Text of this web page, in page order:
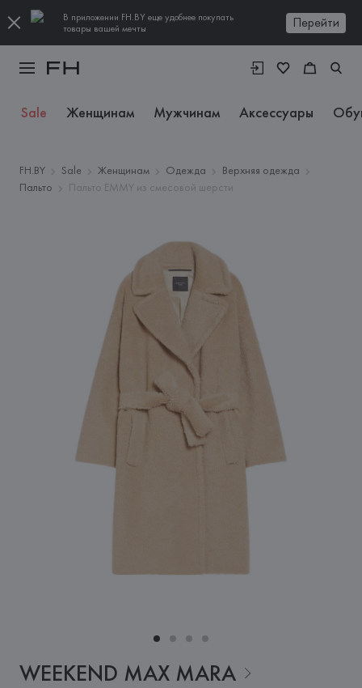
В приложении FH.BY еще удобнее покупать
товары вашей мечты
Перейти
Sale Женщинам Мужчинам Аксессуары
FH.BY Sale Женщинам Одежда
Верхняя одежда
Пальто
Пальто EMMY из смесовой шерсти
WEEKEND MAX MARA